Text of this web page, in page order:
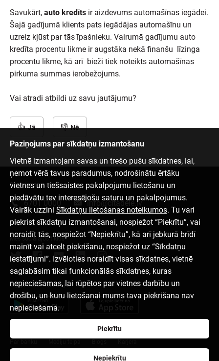
Savukārt, auto kredīts ir aizdevums automašīnas iegādei.
Šajā gadījumā klients pats iegādājas automašīnu un
uzreiz kļūst par tās īpašnieku. Vairumā gadījumu auto
kredīta procentu likme ir augstāka nekā finanšu līzinga
procentu likme, kā arī bieži tiek noteikts automašīnas
pirkuma summas ierobežojums.
Vai atradi atbildi uz savu jautājumu?
Jā Nē
Paziņojums par sīkdatņu izmantošanu
Vietnē izmantojam savas un trešo pušu sīkdatnes, lai,
ņemot vērā tavus paradumus, nodrošinātu ērtāku
vietnes un tiešsaistes pakalpojumu lietošanu un
piedāvātu tev interesējošu saturu un pakalpojumus.
Vairāk uzzini Sīkdatņu lietošanas noteikumos. Tu vari
piekrist sīkdatņu izmantošanai, nospiežot “Piekrītu”, vai
noraidīt tās, nospiežot “Nepiekrītu”, kā arī jebkurā brīdī
mainīt vai atcelt piekrišanu, nospiežot uz “Sīkdatņu
iestatījumi”. Izvēloties noraidīt visas sīkdatnes, vietnē
saglabāsim tikai funkcionālās sīkdatnes, kuras
nepieciešamas, lai rūpētos par vietnes darbību un
drošību, un kuru lietošanai mums tava piekrišana nav
nepieciešama.
Piekrītu
Nepiekrītu
Sazinies ar mums
6701 0000 info@citadele.lv
Mēs sociālajos tīklos
Lejupielādēt aplikāciju
Sīkdatņu iestatījumi